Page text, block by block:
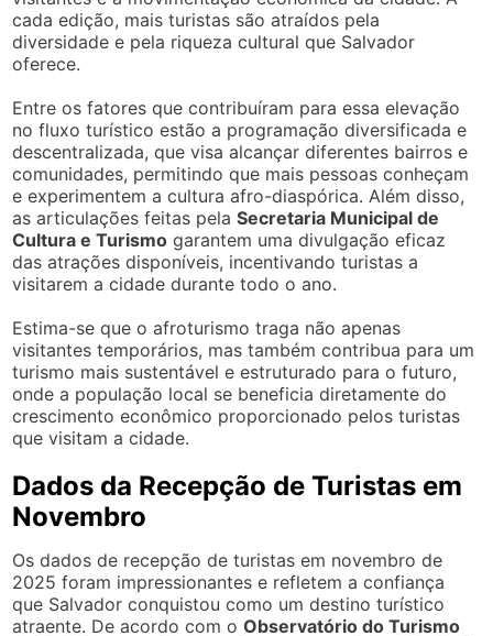
cada edição, mais turistas são atraídos pela
diversidade e pela riqueza cultural que Salvador
oferece.
Entre os fatores que contribuíram para essa elevação
no fluxo turístico estão a programação diversificada e
descentralizada, que visa alcançar diferentes bairros e
comunidades, permitindo que mais pessoas conheçam
e experimentem a cultura afro-diaspórica. Além disso,
as articulações feitas pelaSecretaria Municipal de
Cultura e Turismo garantem uma divulgação eficaz
das atrações disponíveis, incentivando turistas a
visitarem a cidade durante todo o ano.
Estima-se que o afroturismo traga não apenas
visitantes temporários, mas também contribua para um
turismo mais sustentável e estruturado para o futuro,
onde a população local se beneficia diretamente do
crescimento econômico proporcionado pelos turistas
que visitam a cidade.
Dados da Recepção de Turistas em
Novembro
Os dados de recepção de turistas em novembro de
2025 foram impressionantes e refletem a confiança
que Salvador conquistou como um destino turístico
atraente. De acordo com oObservatório do Turismo